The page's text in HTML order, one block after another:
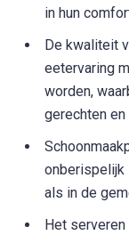
in hun
De kwaliteit
eetervaring
worden,
gerechten
onberispelijk
als in de
Het